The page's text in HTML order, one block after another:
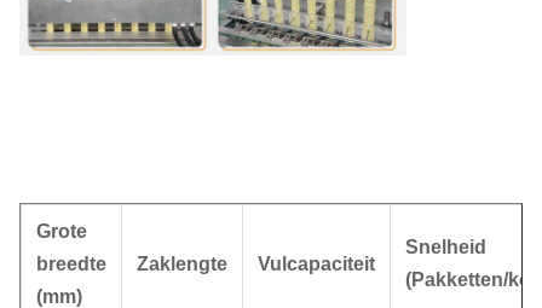
Grote
breedte
(mm)
Zaklengte Vulcapaciteit
Snelheid
(Pakketten/